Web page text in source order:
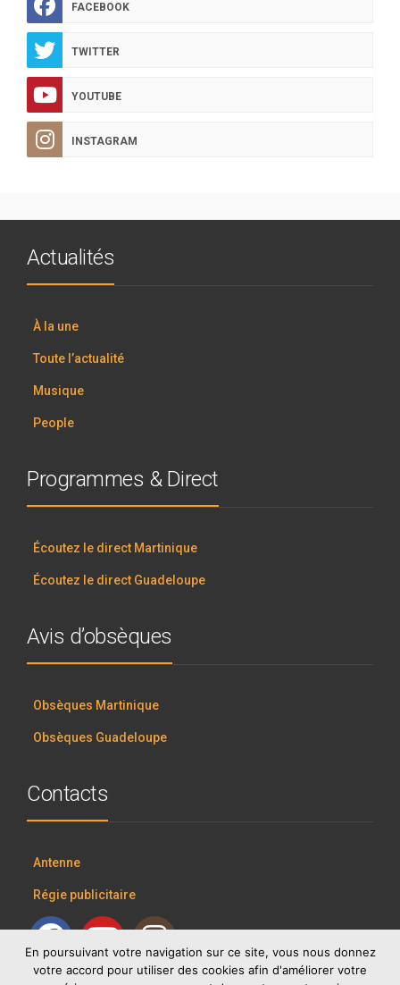
FACEBOOK
TWITTER
YOUTUBE
INSTAGRAM
Actualités
À la une
Toute l’actualité
Musique
People
Programmes & Direct
Écoutez le direct Martinique
Écoutez le direct Guadeloupe
Avis d’obsèques
Obsèques Martinique
Obsèques Guadeloupe
Contacts
Antenne
Régie publicitaire
En poursuivant votre navigation sur ce site, vous nous donnez
votre accord pour utiliser des cookies afin d'améliorer votre